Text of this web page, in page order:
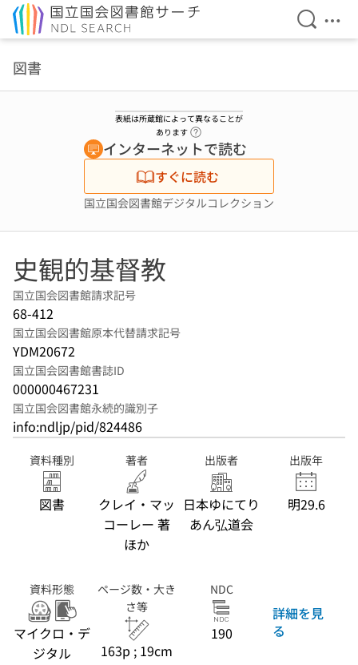
検索を
メ
図書
表紙は所蔵館によって異なることが
あります
インターネットで読む
すぐに読む
国立国会図書館デジタルコレクション
史観的基督教
国立国会図書館請求記号
68-412
国立国会図書館原本代替請求記号
YDM20672
国立国会図書館書誌ID
000000467231
国立国会図書館永続的識別子
info:ndljp/pid/824486
資料種別
図書
著者
クレイ・マッ
コーレー 著
ほか
出版者
日本ゆにてり
あん弘道会
出版年
明29.6
資料形態
マイクロ・デ
ジタル
ページ数・大き
さ等
163p ; 19cm
NDC
190
詳細を見
る